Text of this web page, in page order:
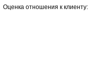
Оценка отношения к клиенту: